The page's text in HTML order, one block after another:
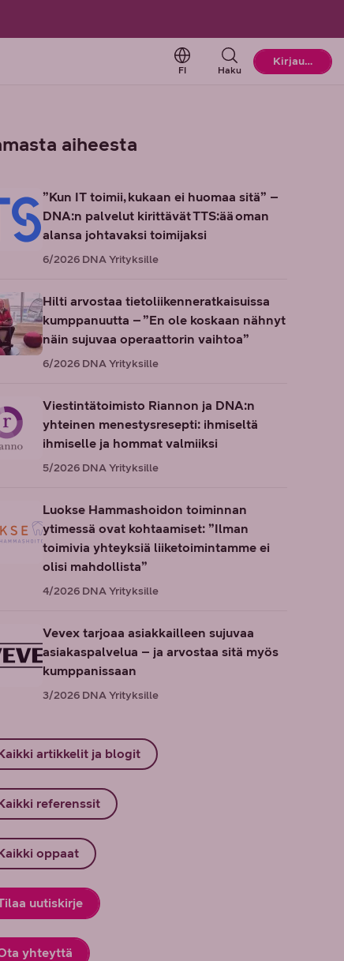
Change language. Current
FI Haku
Kirjaudu
aiheesta
”Kun IT toimii, kukaan ei huomaa sitä” –
DNA:n palvelut kirittävät TTS:ää oman
alansa johtavaksi toimijaksi
6/2026 DNA Yrityksille
Hilti arvostaa tietoliikenneratkaisuissa
kumppanuutta – ”En ole koskaan nähnyt
näin sujuvaa operaattorin vaihtoa”
6/2026 DNA Yrityksille
Viestintätoimisto Riannon ja DNA:n
yhteinen menestysresepti: ihmiseltä
ihmiselle ja hommat valmiiksi
5/2026 DNA Yrityksille
Luokse Hammashoidon toiminnan
ytimessä ovat kohtaamiset: ”Ilman
toimivia yhteyksiä liiketoimintamme ei
olisi mahdollista”
4/2026 DNA Yrityksille
Vevex tarjoaa asiakkailleen sujuvaa
asiakaspalvelua – ja arvostaa sitä myös
kumppanissaan
3/2026 DNA Yrityksille
artikkelit ja blogit
referenssit
oppaat
uutiskirje
yhteyttä